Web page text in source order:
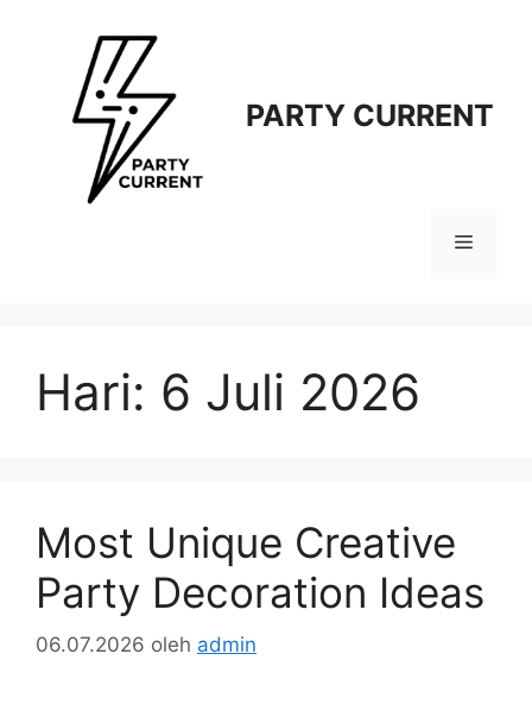
PARTY CURRENT
Menu
Hari: 6 Juli 2026
Most Unique Creative
Party Decoration Ideas
06.07.2026 oleh admin